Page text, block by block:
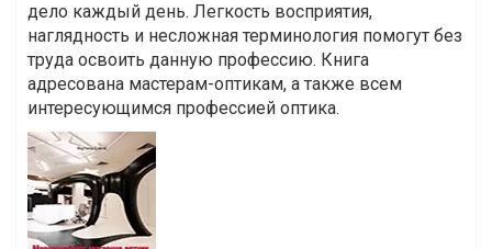
дело каждый день. Легкость восприятия,
наглядность и несложная терминология помогут без
труда освоить данную профессию. Книга
адресована мастерам-оптикам, а также всем
интересующимся профессией оптика.